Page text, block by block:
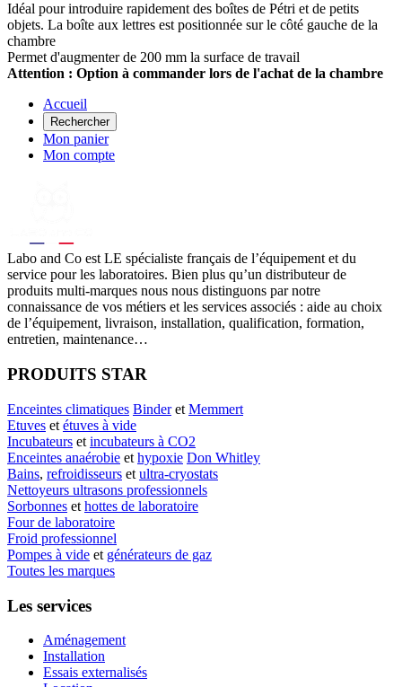
Idéal pour introduire rapidement des boîtes de Pétri et de petits
objets. La boîte aux lettres est positionnée sur le côté gauche de la
chambre
Permet d'augmenter de 200 mm la surface de travail
Attention : Option à commander lors de l'achat de la chambre
Accueil
Rechercher
Mon panier
Mon compte
Labo and Co est LE spécialiste français de l’équipement et du
service pour les laboratoires. Bien plus qu’un distributeur de
produits multi-marques nous nous distinguons par notre
connaissance de vos métiers et les services associés : aide au choix
de l’équipement, livraison, installation, qualification, formation,
entretien, maintenance…
PRODUITS STAR
Enceintes climatiques Binderet Memmert
Etuves et étuves à vide
Incubateurs et incubateurs à CO2
Enceintes anaérobie et hypoxie Don Whitley
Bains, refroidisseurs et ultra-cryostats
Nettoyeurs ultrasons professionnels
Sorbonnes et hottes de laboratoire
Four de laboratoire
Froid professionnel
Pompes à vide et générateurs de gaz
Toutes les marques
Les services
Aménagement
Installation
Essais externalisés